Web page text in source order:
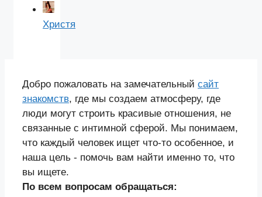
Христя
Добро пожаловать на замечательный сайт
знакомств, где мы создаем атмосферу, где
люди могут строить красивые отношения, не
связанные с интимной сферой. Мы понимаем,
что каждый человек ищет что-то особенное, и
наша цель - помочь вам найти именно то, что
вы ищете.
По всем вопросам обращаться: